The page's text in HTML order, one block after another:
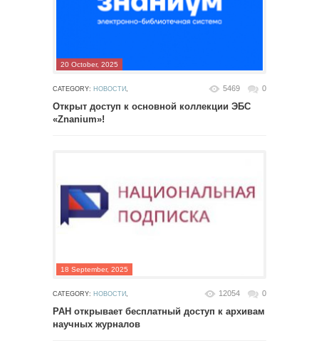
20 October, 2025
CATEGORY: НОВОСТИ, 5469 0
Открыт доступ к основной коллекции ЭБС
«Znanium»!
18 September, 2025
CATEGORY: НОВОСТИ, 12054 0
РАН открывает бесплатный доступ к архивам
научных журналов